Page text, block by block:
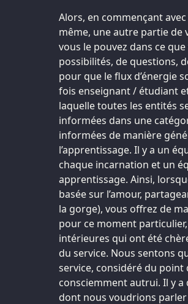
Alors, en commençant
même, une autre partie de
vous le pouvez dans ce
possibilités, de questions,
pour que le flux d’énergie
fois enseignant / étudiant
laquelle toutes les entités
informées dans une
informées de manière
l’apprentissage. Il y a un
chaque incarnation et un
apprentissage. Ainsi,
basée sur l’amour,
la gorge), vous offrez de
pour ce moment
intérieures qui ont été
du service. Nous sentons
service, considéré du point
consciemment autrui. Il y a
dont nous voudrions